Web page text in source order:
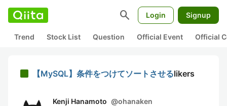
search Login Signup
Trend Stock List Question Official Event Official
【MySQL】条件をつけてソートさせるlikers
Kenji Hanamoto @ohanaken